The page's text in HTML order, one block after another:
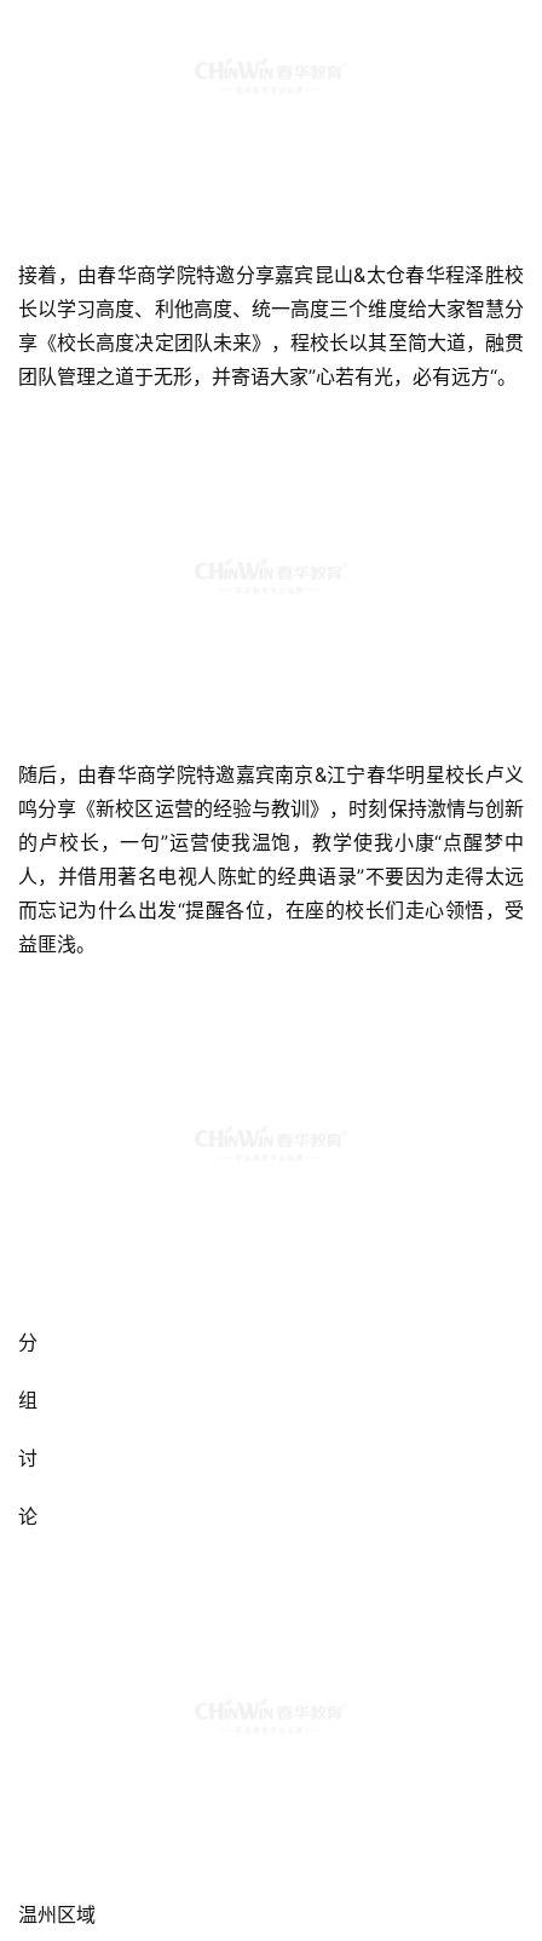
接着，由春华商学院特邀分享嘉宾昆山&太仓春华程泽胜校
长以学习高度、利他高度、统一高度三个维度给大家智慧分
享《校长高度决定团队未来》，程校长以其至简大道，融贯
团队管理之道于无形，并寄语大家”心若有光，必有远方“。
随后，由春华商学院特邀嘉宾南京&江宁春华明星校长卢义
鸣分享《新校区运营的经验与教训》，时刻保持激情与创新
的卢校长，一句”运营使我温饱，教学使我小康“点醒梦中
人，并借用著名电视人陈虻的经典语录”不要因为走得太远
而忘记为什么出发“提醒各位，在座的校长们走心领悟，受
益匪浅。
分
组
讨
论
温州区域